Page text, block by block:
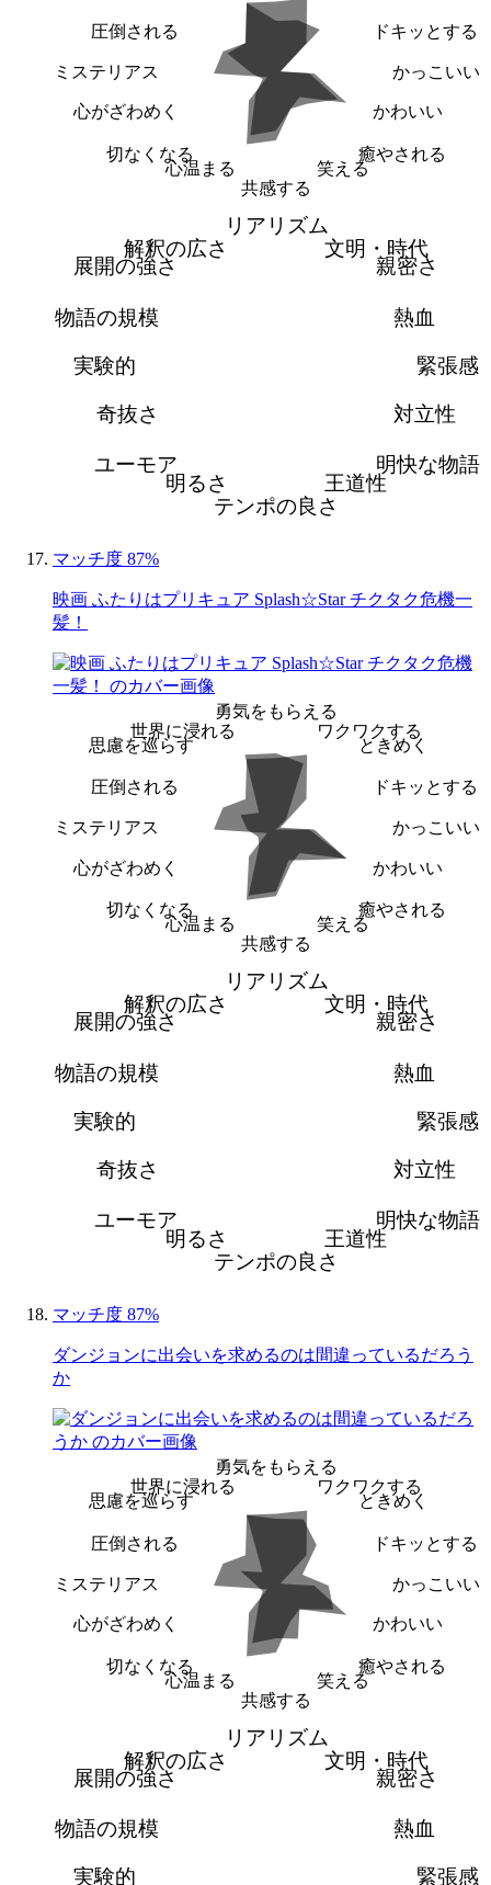
ドキッとする
かっこいい
かわいい
癒やされる
笑える
共感する
心温まる
切なくなる
心がざわめく
ミステリアス
圧倒される
リアリズム
文明・時代
親密さ
熱血
緊張感
対立性
明快な物語
王道性
テンポの良さ
明るさ
ユーモア
奇抜さ
実験的
物語の規模
展開の強さ
解釈の広さ
マッチ度 87%
映画 ふたりはプリキュア Splash☆Star チクタク危機一
髪！
勇気をもらえる
ワクワクする
ときめく
ドキッとする
かっこいい
かわいい
癒やされる
笑える
共感する
心温まる
切なくなる
心がざわめく
ミステリアス
圧倒される
思慮を巡らす
世界に浸れる
リアリズム
文明・時代
親密さ
熱血
緊張感
対立性
明快な物語
王道性
テンポの良さ
明るさ
ユーモア
奇抜さ
実験的
物語の規模
展開の強さ
解釈の広さ
マッチ度 87%
ダンジョンに出会いを求めるのは間違っているだろう
か
勇気をもらえる
ワクワクする
ときめく
ドキッとする
かっこいい
かわいい
癒やされる
笑える
共感する
心温まる
切なくなる
心がざわめく
ミステリアス
圧倒される
思慮を巡らす
世界に浸れる
リアリズム
文明・時代
親密さ
熱血
緊張感
実験的
物語の規模
展開の強さ
解釈の広さ